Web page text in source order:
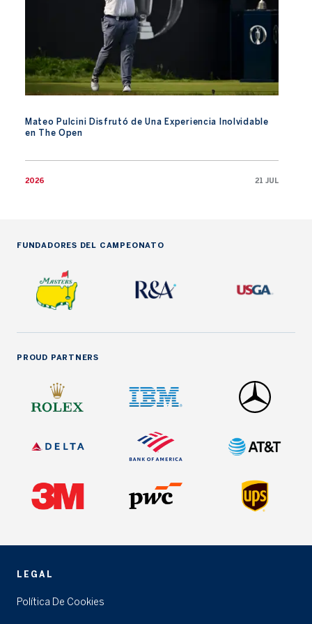
Mateo Pulcini Disfrutó de Una Experiencia Inolvidable
en The Open
2026 21 JUL
FUNDADORES DEL CAMPEONATO
PROUD PARTNERS
LEGAL
Política De Cookies